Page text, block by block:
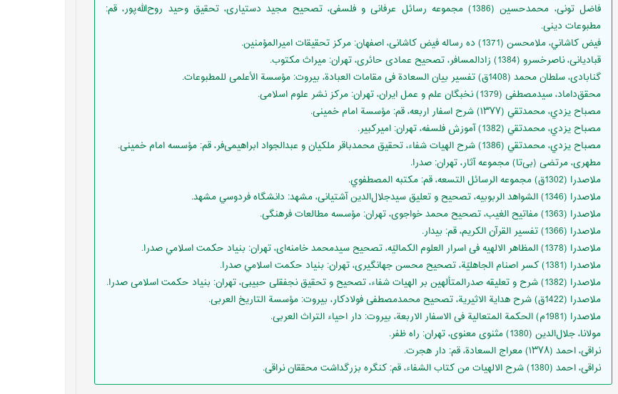
فاضل تونی، محمدحسین (1386) مجموعه رسائل عرفانی و فلسفی، تصحيح مجید دستیاری، تحقيق وحید روح‌الله‌پور، قم:
مطبوعات دینی.
فيض كاشاني، ملامحسن (1371) ده رساله فيض كاشانی، اصفهان: مركز تحقيقات اميرالمؤمنين.
قبادیانی، ناصرخسرو (1384) زادالمسافر، تصحیح عمادی حائری، تهران: میراث مکتوب.
گنابادى، سلطان محمد (1408ق) تفسير بيان السعادة فى مقامات العبادة، بيروت: مؤسسة الأعلمى للمطبوعات.
محقق‌داماد، سیدمصطفی (1379) نخبگان علم و عمل ایران، تهران: مرکز نشر علوم اسلامی.
مصباح يزدي، محمدتقي (۱۳۷۷) شرح اسفار اربعه، قم: مؤسسة امام خمینی.
مصباح يزدي، محمدتقي (1382) آموزش فلسفه، تهران: امیرکبیر.
مصباح يزدي، محمدتقي (1386) شرح الهیات شفاء، تحقيق محمدباقر ملکیان و عبدالجواد ابراهیمی‌فر، قم: مؤسسه امام خمینی.
مطهری، مرتضی (بی‌تا) مجموعه آثار، تهران: صدرا.
ملاصدرا (1302ق) مجموعه الرسائل التسعه، قم: مكتبه المصطفوي.
ملاصدرا (1346) الشواهد الربوبیه، تصحیح و تعلیق سیدجلال‌الدین آشتیانی، مشهد: دانشگاه فردوسي مشهد.
ملاصدرا (1363) مفاتیح الغیب، تصحیح محمد خواجوی، تهران: مؤسسه مطالعات فرهنگی.
ملاصدرا (1366) تفسیر القرآن الکریم، قم: بیدار.
ملاصدرا (1378) المظاهر الالهیه فی اسرار العلوم الکمالیّه، تصحیح سیدمحمد خامنه‌ای، تهران: بنیاد حکمت اسلامي صدرا.
ملاصدرا (1381) کسر اصنام الجاهلیّة، تصحیح محسن جهانگیری، تهران: بنیاد حکمت اسلامي صدرا.
ملاصدرا (1382) شرح و تعليقه صدرالمتألهين بر الهيات شفاء، تصحيح و تحقيق نجفقلی حبيبی، تهران: بنياد حکمت اسلامی صدرا.
ملاصدرا (1422ق) شرح هدایة الاثیریة، تصحیح محمدمصطفی فولادکار، بیروت: مؤسسة التاریخ العربی.
ملاصدرا (1981م) الحکمة المتعالیة فی الاسفار الاربعة، بیروت: دار احیاء التراث العربی.
مولانا، جلال‌الدین (1380) مثنوی معنوی، تهران: راه ظفر.
نراقی، احمد (۱۳۷۸) معراج السعادة، قم‏: دار هجرت‏.
نراقی، احمد (1380) شرح الالهیات من کتاب الشفاء، قم: کنگره بزرگداشت محققان نراقی.